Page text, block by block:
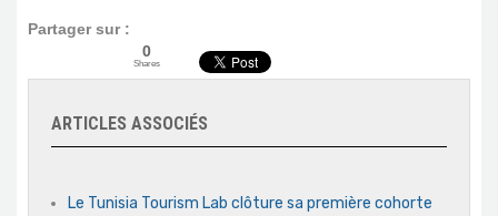
Partager sur :
0
Shares
ARTICLES ASSOCIÉS
Le Tunisia Tourism Lab clôture sa première cohorte